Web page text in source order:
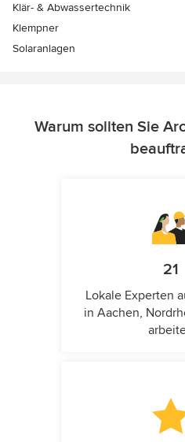
Klär- & Abwassertechnik
Klempner
Solaranlagen
Warum sollten Sie
21
Lokale Experten
in Aachen,